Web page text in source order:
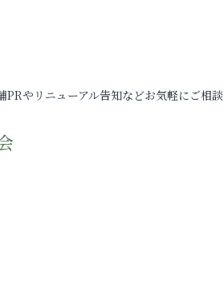
PRやリニューアル告知などお気軽にご相